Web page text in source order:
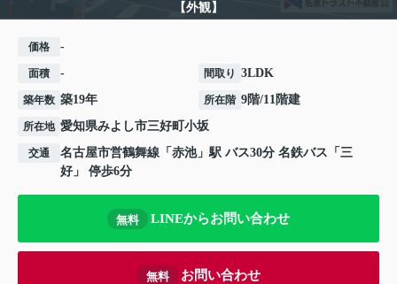
【外観】
価格 -
面積 - 間取り 3LDK
築年数 築19年 所在階 9階/11階建
所在地 愛知県みよし市三好町 小坂
交通 名古屋市営鶴舞線 「 赤池」駅 バス30分 名鉄バス「三
好」 停歩6分
無料 LINEからお問い合わせ
無料 お問い合わせ